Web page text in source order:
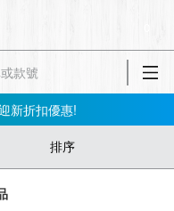
新折扣優惠!
3件再85折 ‼️🛍➡️立即買
下次購物當！錢！洗！
排序